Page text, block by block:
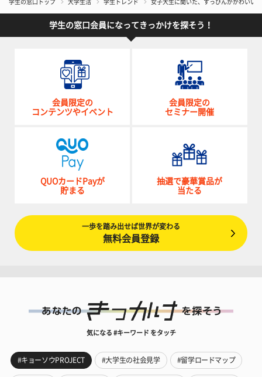
学生の窓口トップ 大学生活 学生トレンド 女子大生に聞いた、すっぴんがかわいい
学生の窓口会員になってきっかけを探そう！
会員限定の
コンテンツやイベント
会員限定の
セミナー開催
QUOカードPayが
貯まる
抽選で豪華賞品が
当たる
一歩を踏み出せば世界が変わる
無料会員登録
気になる #キーワード をタッチ
#キョーソウPROJECT #大学生の社会見学 #留学ロードマップ